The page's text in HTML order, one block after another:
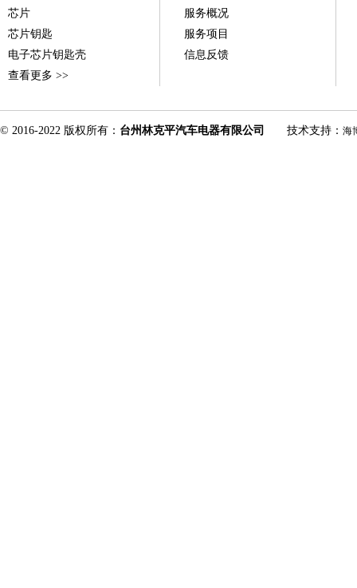
芯片
芯片钥匙
电子芯片钥匙壳
查看更多 >>
服务概况
服务项目
信息反馈
© 2016-2022 版权所有： 台州林克平汽车电器有限公司 技术支持： 海